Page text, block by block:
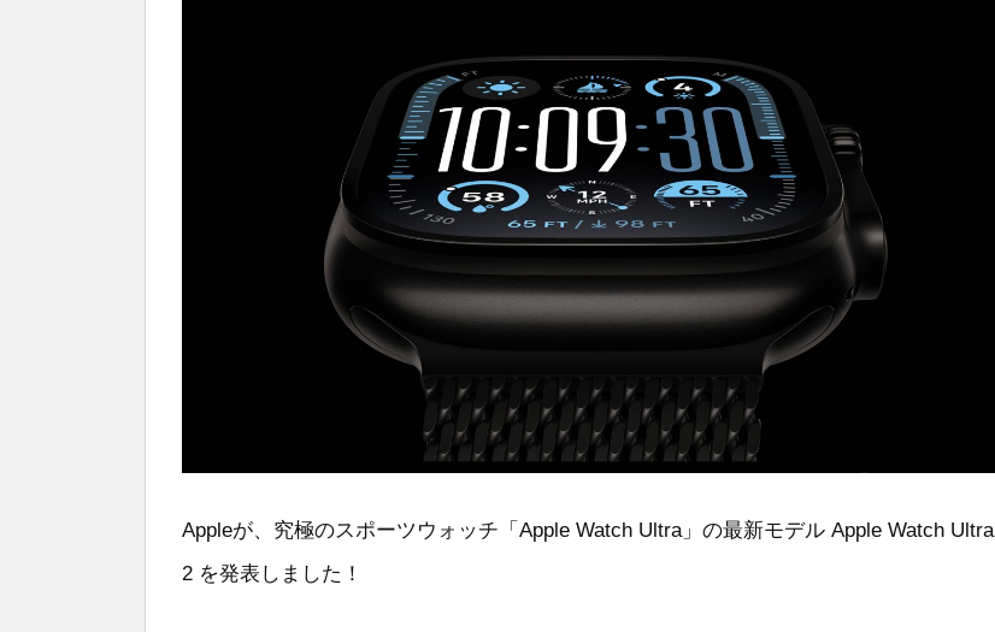
Appleが、究極のスポーツウォッチ「Apple Watch Ultra」の最新モデル Apple Watch Ultra
2 を発表しました！